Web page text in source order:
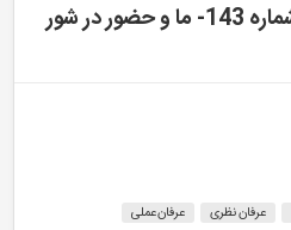
شرح غزلیات حافظ- غزل شماره 143- ما و حضور در شور
عرفان نظری
عرفان عملی